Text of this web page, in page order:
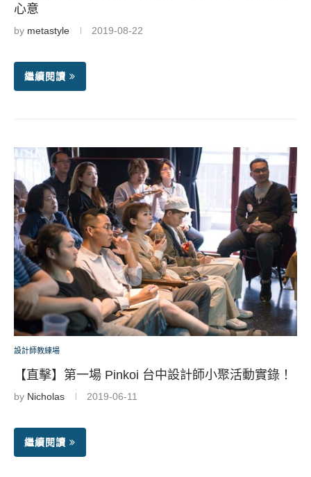
心意
by metastyle 2019-08-22
繼續閱讀
設計師教練場
【直擊】第一場 Pinkoi 台中設計師小聚活動實錄！
by Nicholas 2019-06-11
繼續閱讀